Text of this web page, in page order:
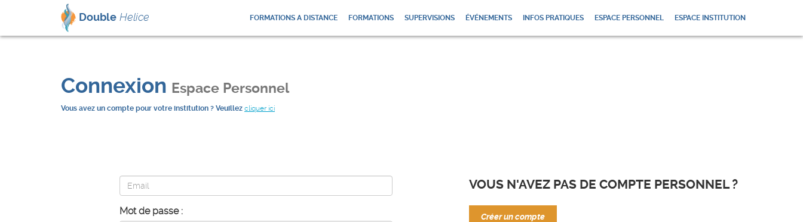
Double Helice FORMATIONS A DISTANCE FORMATIONS SUPERVISIONS ÉVÉNEMENTS INFOS PRATIQUES ESPACE PERSONNEL ESPACE INSTITUTION
Connexion Espace Personnel
Vous avez un compte pour votre institution ? Veuillez cliquer ici
Mot de passe :
VOUS N'AVEZ PAS DE COMPTE PERSONNEL ?
Créer un compte